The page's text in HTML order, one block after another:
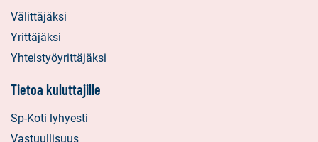
Välittäjäksi
Yrittäjäksi
Yhteistyöyrittäjäksi
Tietoa kuluttajille
Sp-Koti lyhyesti
Vastuullisuus